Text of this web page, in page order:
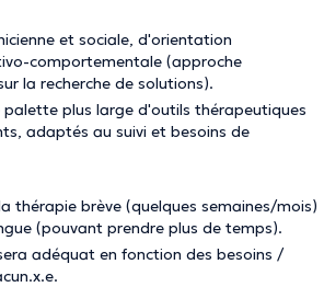
et sociale, d'orientation
comportementale (approche
la recherche de solutions).
palette plus large d'outils thérapeutiques
adaptés au suivi et besoins de
thérapie brève (quelques semaines/mois)
(pouvant prendre plus de temps).
adéquat en fonction des besoins /